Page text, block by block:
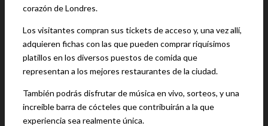
corazón de Londres.
Los visitantes compran sus tickets de acceso y, una vez allí,
adquieren fichas con las que pueden comprar riquísimos
platillos en los diversos puestos de comida que
representan a los mejores restaurantes de la ciudad.
También podrás disfrutar de música en vivo, sorteos, y una
increíble barra de cócteles que contribuirán a la que
experiencia sea realmente única.